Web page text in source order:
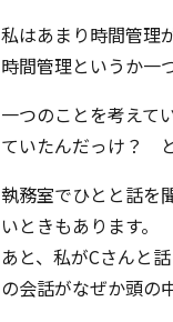
私はあまり時間管理
時間管理というか一
一つのことを考えて
ていたんだっけ？
執務室でひとと話を
いときもあります。
あと、私がCさんと
の会話がなぜか頭の